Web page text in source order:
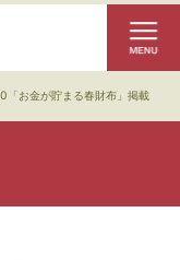
「お金が貯まる春財布」掲載